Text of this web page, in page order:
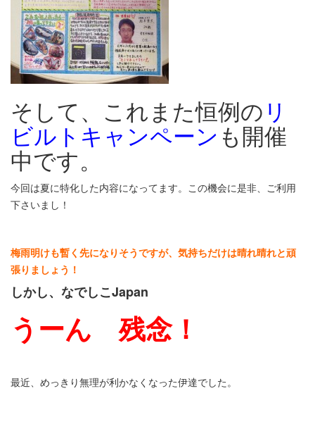
そして、これまた恒例のリ
ビルトキャンペーンも開催
中です。
今回は夏に特化した内容になってます。この機会に是非、ご利用
下さいまし！
梅雨明けも暫く先になりそうですが、気持ちだけは晴れ晴れと頑
張りましょう！
しかし、なでしこJapan
うーん 残念！
最近、めっきり無理が利かなくなった伊達でした。